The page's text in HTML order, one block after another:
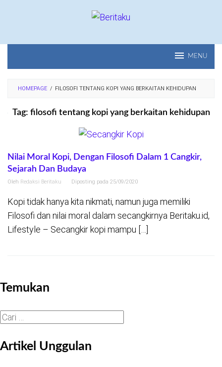
MENU
HOMEPAGE / FILOSOFI TENTANG KOPI YANG BERKAITAN KEHIDUPAN
Tag: filosofi tentang kopi yang berkaitan kehidupan
Nilai Moral Kopi, Dengan Filosofi Dalam 1 Cangkir,
Sejarah Dan Budaya
Oleh Redaksi Beritaku Diposting pada 25/09/2020
Kopi tidak hanya kita nikmati, namun juga memiliki
Filosofi dan nilai moral dalam secangkirnya Beritaku.id,
Lifestyle – Secangkir kopi mampu […]
Temukan
Cari
Artikel Unggulan